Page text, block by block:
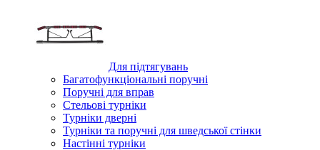
Для підтягувань
Багатофункціональні поручні
Поручні для вправ
Стельові турніки
Турніки дверні
Турніки та поручні для шведської стінки
Настінні турніки